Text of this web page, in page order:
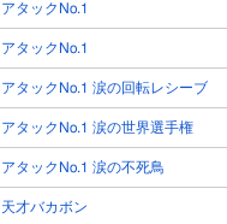
アタックNo.1
アタックNo.1
アタックNo.1 涙の回転レシーブ
アタックNo.1 涙の世界選手権
アタックNo.1 涙の不死鳥
天才バカボン